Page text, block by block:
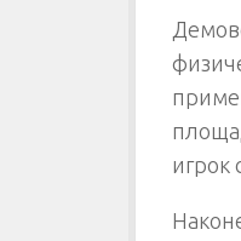
игрок